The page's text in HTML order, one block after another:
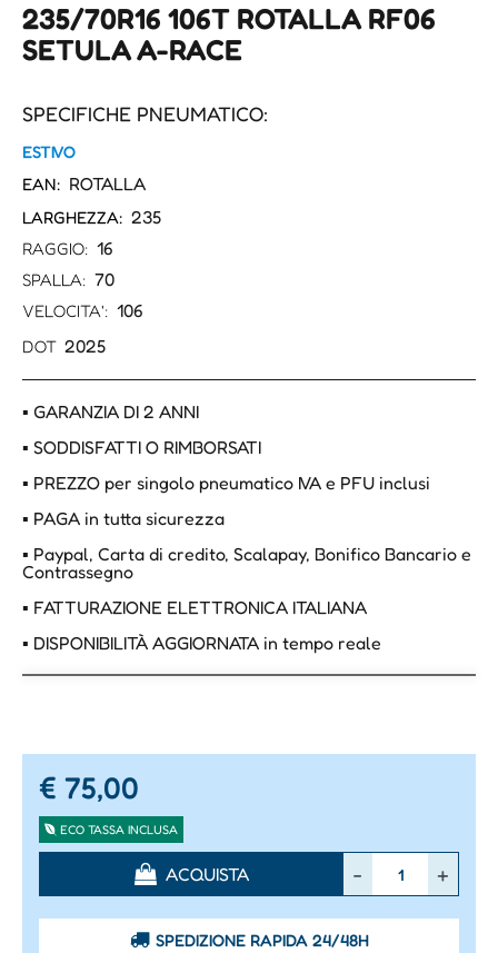
235/70R16 106T ROTALLA RF06
SETULA A-RACE
SPECIFICHE PNEUMATICO:
ESTIVO
EAN: ROTALLA
LARGHEZZA: 235
RAGGIO: 16
SPALLA: 70
VELOCITA': 106
DOT 2025
▪ GARANZIA DI 2 ANNI
▪ SODDISFATTI O RIMBORSATI
▪ PREZZO per singolo pneumatico IVA e PFU inclusi
▪ PAGA in tutta sicurezza
▪ Paypal, Carta di credito, Scalapay, Bonifico Bancario e
Contrassegno
▪ FATTURAZIONE ELETTRONICA ITALIANA
▪ DISPONIBILITÀ AGGIORNATA in tempo reale
€ 75,00
ECO TASSA INCLUSA
ACQUISTA
SPEDIZIONE RAPIDA 24/48H